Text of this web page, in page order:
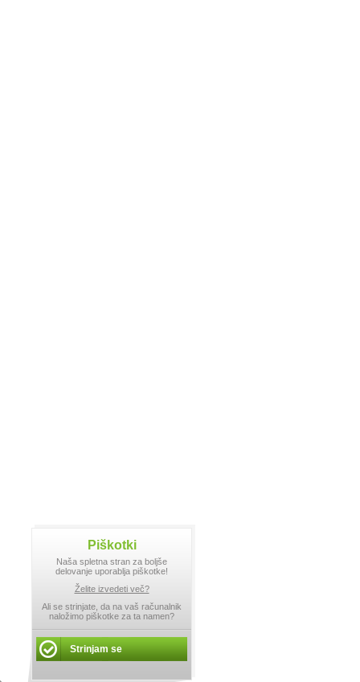
Piškotki
Naša spletna stran za boljše
delovanje uporablja piškotke!
Želite izvedeti več?
Ali se strinjate, da na vaš računalnik
naložimo piškotke za ta namen?
Strinjam se